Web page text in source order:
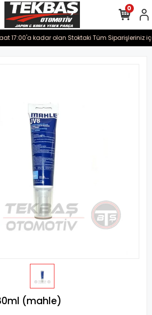
17:00'a kadar olan Stoktaki Tüm Siparişleriniz
0
(mahle)